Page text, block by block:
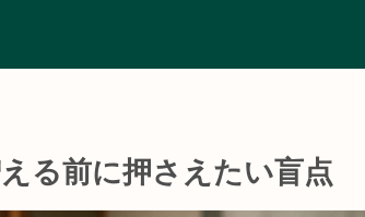
る前に押さえたい盲点